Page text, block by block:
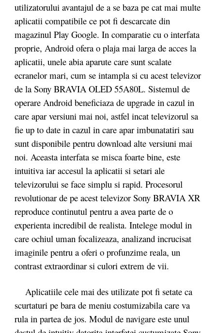
utilizatorului avantajul de a se baza pe cat mai multe
aplicatii compatibile ce pot fi descarcate din
magazinul Play Google. In comparatie cu o interfata
proprie, Android ofera o plaja mai larga de acces la
aplicatii, unele abia aparute care sunt scalate
ecranelor mari, cum se intampla si cu acest televizor
de la Sony BRAVIA OLED 55A80L. Sistemul de
operare Android beneficiaza de upgrade in cazul in
care apar versiuni mai noi, astfel incat televizorul sa
fie up to date in cazul in care apar imbunatatiri sau
sunt disponibile pentru download alte versiuni mai
noi. Aceasta interfata se misca foarte bine, este
intuitiva iar accesul la aplicatii si setari ale
televizorului se face simplu si rapid. Procesorul
revolutionar de pe acest televizor Sony BRAVIA XR
reproduce continutul pentru a avea parte de o
experienta incredibil de realista. Intelege modul in
care ochiul uman focalizeaza, analizand incrucisat
imaginile pentru a oferi o profunzime reala, un
contrast extraordinar si culori extrem de vii.
Aplicatiile cele mai des utilizate pot fi setate ca
scurtaturi pe bara de meniu costumizabila care va
rula in partea de jos. Modul de navigare este unul